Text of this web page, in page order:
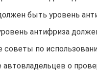
быть уровень
антифриза
советы по
о